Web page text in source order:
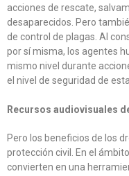
acciones de rescate,
desaparecidos. Pero
de control de plagas. Al
por sí misma, los agentes
mismo nivel durante
el nivel de seguridad de
Recursos audiovisuales
Pero los beneficios de los
protección civil. En el
convierten en una